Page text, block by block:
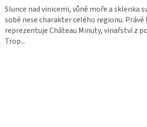
Slunce nad vinicemi, vůně moře a sklenka
sobě nese charakter celého regionu.
reprezentuje Château Minuty, vinařství z
Trop...